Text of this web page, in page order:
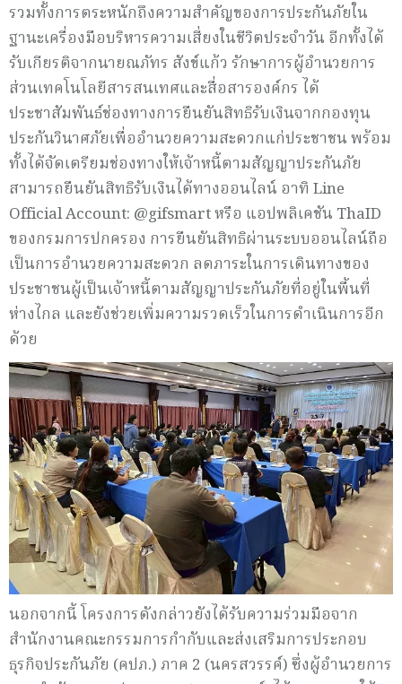
รวมทั้งการตระหนักถึงความสำคัญของการประกันภัยใน
ฐานะเครื่องมือบริหารความเสี่ยงในชีวิตประจำวัน อีกทั้งได้
รับเกียรติจากนายณภัทร สังข์แก้ว รักษาการผู้อำนวยการ
ส่วนเทคโนโลยีสารสนเทศและสื่อสารองค์กร ได้
ประชาสัมพันธ์ช่องทางการยืนยันสิทธิรับเงินจากกองทุน
ประกันวินาศภัยเพื่ออำนวยความสะดวกแก่ประชาชน พร้อม
ทั้งได้จัดเตรียมช่องทางให้เจ้าหนี้ตามสัญญาประกันภัย
สามารถยืนยันสิทธิรับเงินได้ทางออนไลน์ อาทิ Line
Official Account: @gifsmart หรือ แอปพลิเคชัน ThaID
ของกรมการปกครอง การยืนยันสิทธิผ่านระบบออนไลน์ถือ
เป็นการอำนวยความสะดวก ลดภาระในการเดินทางของ
ประชาชนผู้เป็นเจ้าหนี้ตามสัญญาประกันภัยที่อยู่ในพื้นที่
ห่างไกล และยังช่วยเพิ่มความรวดเร็วในการดำเนินการอีก
ด้วย
นอกจากนี้ โครงการดังกล่าวยังได้รับความร่วมมือจาก
สำนักงานคณะกรรมการกำกับและส่งเสริมการประกอบ
ธุรกิจประกันภัย (คปภ.) ภาค 2 (นครสวรรค์) ซึ่งผู้อำนวยการ